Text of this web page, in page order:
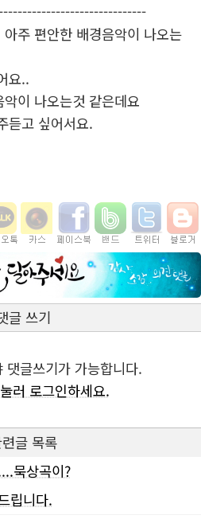
주 편안한 배경음악이 나오는
요..
이 나오는것 같은데요
듣고 싶어서요.
글 쓰기
댓글쓰기가 가능합니다.
러 로그인하세요.
글 목록
묵상곡이?
립니다.